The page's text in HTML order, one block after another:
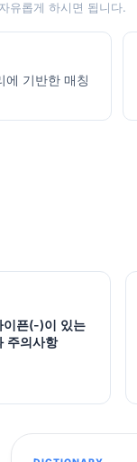
유롭게 하시면 됩니다.
에 기반한 매칭
이픈(-)이 있는
주의사항